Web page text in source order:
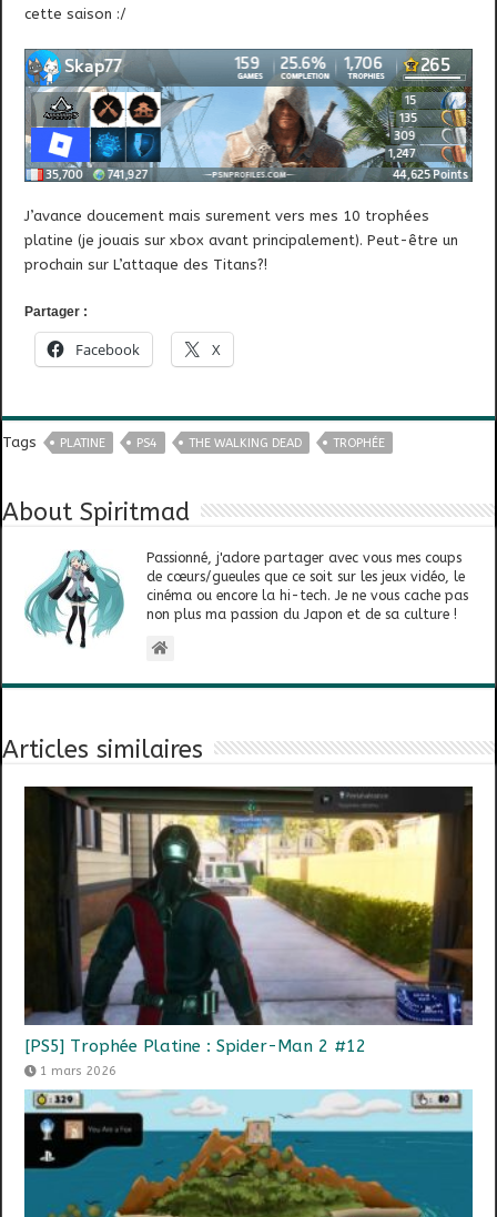
cette saison :/
J’avance doucement mais surement vers mes 10 trophées
platine (je jouais sur xbox avant principalement). Peut-être un
prochain sur L’attaque des Titans?!
Partager :
Facebook X
Tags PLATINE PS4 THE WALKING DEAD TROPHÉE
About Spiritmad
Passionné, j'adore partager avec vous mes coups
de cœurs/gueules que ce soit sur les jeux vidéo, le
cinéma ou encore la hi-tech. Je ne vous cache pas
non plus ma passion du Japon et de sa culture !
Articles similaires
[PS5] Trophée Platine : Spider-Man 2 #12
1 mars 2026